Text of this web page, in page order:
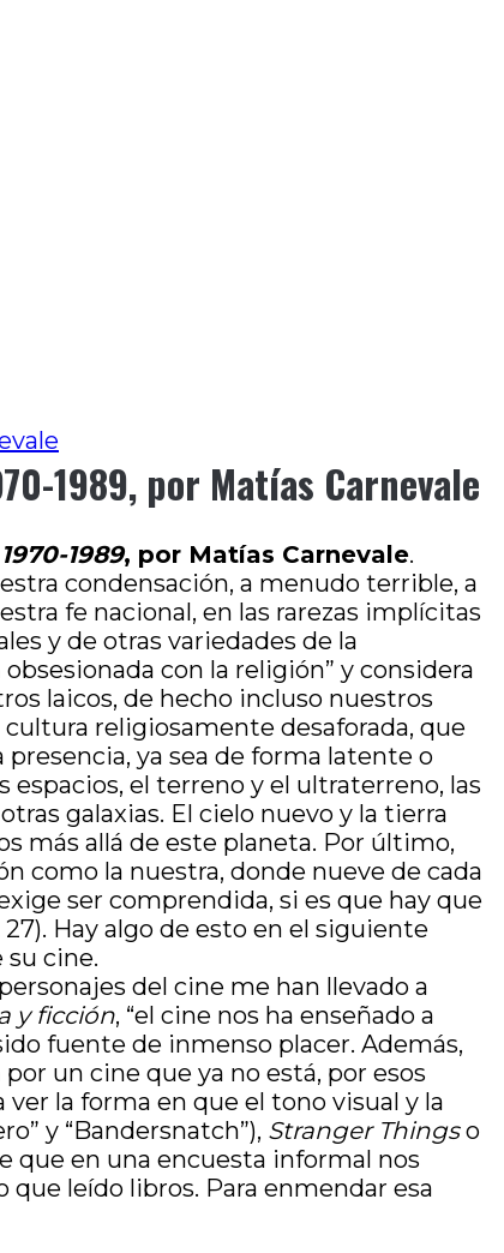
1989, por Matías Carnevale
1989, por Matías Carnevale.
condensación, a menudo terrible, a
fe nacional, en las rarezas implícitas
y de otras variedades de la
obsesionada con la religión” y considera
laicos, de hecho incluso nuestros
religiosamente desaforada, que
ya sea de forma latente o
espacios, el terreno y el ultraterreno, las
galaxias. El cielo nuevo y la tierra
más allá de este planeta. Por último,
como la nuestra, donde nueve de cada
ser comprendida, si es que hay que
27). Hay algo de esto en el siguiente
cine.
del cine me han llevado a
y ficción, “el cine nos ha enseñado a
fuente de inmenso placer. Además,
un cine que ya no está, por esos
la forma en que el tono visual y la
y “Bandersnatch”), Stranger Thingso
que en una encuesta informal nos
leído libros. Para enmendar esa